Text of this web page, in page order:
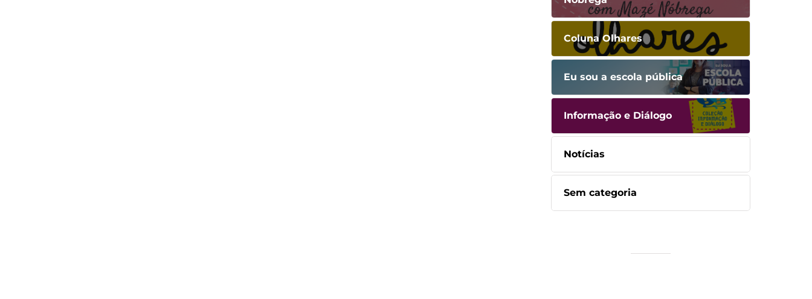
Coluna Olhares
Eu sou a escola pública
Informação e Diálogo
Notícias
Sem categoria